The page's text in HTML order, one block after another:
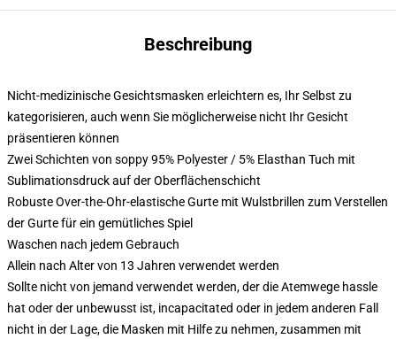
Beschreibung
Nicht-medizinische Gesichtsmasken erleichtern es, Ihr Selbst zu
kategorisieren, auch wenn Sie möglicherweise nicht Ihr Gesicht
präsentieren können
Zwei Schichten von soppy 95% Polyester / 5% Elasthan Tuch mit
Sublimationsdruck auf der Oberflächenschicht
Robuste Over-the-Ohr-elastische Gurte mit Wulstbrillen zum Verstellen
der Gurte für ein gemütliches Spiel
Waschen nach jedem Gebrauch
Allein nach Alter von 13 Jahren verwendet werden
Sollte nicht von jemand verwendet werden, der die Atemwege hassle
hat oder der unbewusst ist, incapacitated oder in jedem anderen Fall
nicht in der Lage, die Masken mit Hilfe zu nehmen, zusammen mit